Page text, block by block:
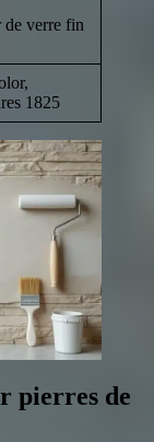
de verre fin
1825
pierres de